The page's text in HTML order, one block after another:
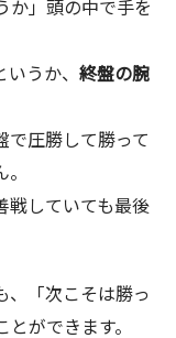
か」頭の中で手を
いうか、 終盤の腕
で圧勝して勝って
戦していても最後
、「次こそは勝っ
ができます。